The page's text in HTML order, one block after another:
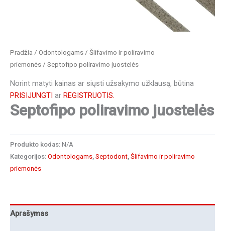
Pradžia / Odontologams / Šlifavimo ir poliravimo
priemonės / Septofipo poliravimo juostelės
Norint matyti kainas ar siųsti užsakymo užklausą, būtina
PRISIJUNGTI ar REGISTRUOTIS.
Septofipo poliravimo juostelės
Produkto kodas: N/A
Kategorijos: Odontologams Septodont Šlifavimo ir poliravimo
priemonės
Aprašymas